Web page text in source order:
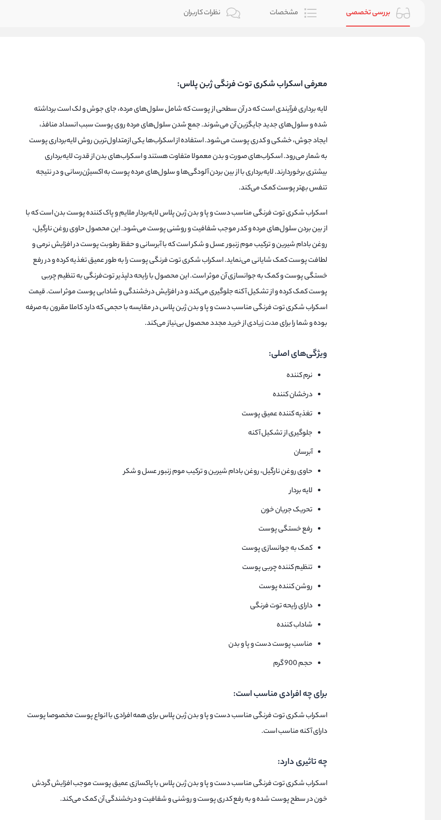
بررسی تخصصی مشخصات نظرات کاربران
معرفی اسکراب شکری توت فرنگی ژبن پلاس:
لایه برداری فرآیندی است که در آن سطحی از پوست که شامل سلول‌های مرده، جای جوش و لک است برداشته
شده و سلول‌های جدید جایگزین آن می‌شوند. جمع شدن سلول‌های مرده روی پوست سبب انسداد منافذ،
ایجاد جوش، خشکی و کدری پوست می‌شود. استفاده از اسکراب‌ها یکی ازمتداول‌ترین روش لایه‌برداری پوست
به شمار می‌رود. اسکراب‌های صورت و بدن معمولا متفاوت هستند و اسکراب‌های بدن از قدرت لایه‌برداری
بیشتری برخوردارند. لایه‌برداری با از بین بردن آلودگی‌ها و سلول‌های مرده پوست به اکسیژن‌رسانی و در نتیجه
تنفس بهتر پوست کمک می‌کند.
اسکراب شکری توت فرنگی مناسب دست و پا و بدن ژبن پلاس لایه‌بردار ملایم و پاک کننده پوست بدن است که با
از بین بردن سلول‌های مرده و کدر موجب شفافیت و روشنی پوست می‌شود. این محصول حاوی روغن نارگیل،
روغن بادام شیرین و ترکیب موم زنبور عسل و شکر است که با آبرسانی و حفظ رطوبت پوست در افزایش نرمی و
لطافت پوست کمک شایانی می‌نماید. اسکراب شکری توت فرنگی پوست را به طور عمیق تغذیه کرده و در رفع
خستگی پوست و کمک به جوانسازی آن موثر است. این محصول با رایحه دلپذیر توت‌فرنگی به تنظیم چربی
پوست کمک کرده و از تشکیل آکنه جلوگیری می‌کند و در افزایش درخشندگی و شادابی پوست موثر است. قیمت
اسکراب شکری توت فرنگی مناسب دست و پا و بدن ژبن پلاس در مقایسه با حجمی که دارد کاملا مقرون به صرفه
بوده و شما را برای مدت زیادی از خرید مجدد محصول بی‌نیاز می‌کند.
ویژگی‌های اصلی:
نرم کننده
درخشان کننده
تغذیه کننده عمیق پوست
جلوگیری از تشکیل آکنه
آبرسان
حاوی روغن نارگیل، روغن بادام شیرین و ترکیب موم زنبور عسل و شکر
لایه بردار
تحریک جریان خون
رفع خستگی پوست
کمک به جوانسازی پوست
تنظیم کننده چربی پوست
روشن کننده پوست
دارای رایحه توت فرنگی
شاداب کننده
مناسب پوست دست و پا و بدن
حجم 900 گرم
برای چه افرادی مناسب است:
اسکراب شکری توت فرنگی مناسب دست و پا و بدن ژبن پلاس برای همه افرادی با انواع پوست مخصوصا پوست
دارای آکنه مناسب است.
چه تاثیری دارد:
اسکراب شکری توت فرنگی مناسب دست و پا و بدن ژبن پلاس با پاکسازی عمیق پوست موجب افزایش گردش
خون در سطح پوست شده و به رفع کدری پوست و روشنی و شفافیت و درخشندگی آن کمک می‌کند.